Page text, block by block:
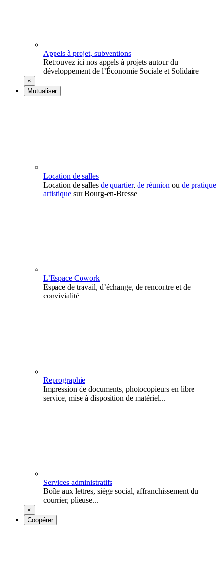
Appels à projet, subventions
Retrouvez ici nos appels à projets autour du
développement de l’Économie Sociale et Solidaire
×
Mutualiser
Location de salles
Location de salles de quartier, de réunion ou de pratique
artistique sur Bourg-en-Bresse
L’Espace Cowork
Espace de travail, d’échange, de rencontre et de
convivialité
Reprographie
Impression de documents, photocopieurs en libre
service, mise à disposition de matériel...
Services administratifs
Boîte aux lettres, siège social, affranchissement du
courrier, plieuse...
×
Coopérer